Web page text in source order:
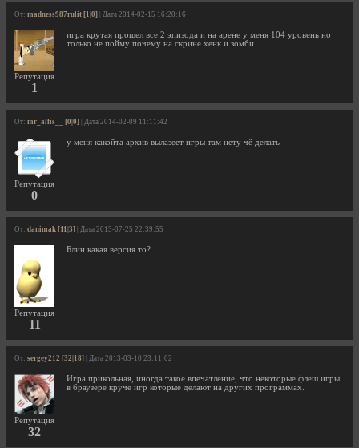
От: madness987rulit [1|0] | Дата 2014-02-15 16:20:16
Репутация
1
игра крутая прошел все 2 эпизода и на арене у меня 104 уровень но
только не пойму почему на скрине хенк и зомби
От: mr_alfis__ [0|0] | Дата 2014-02-09 11:11:42
Репутация
0
у меня какойта архив вылазеет игры там нету чё делать
От: danimak [11|3] | Дата 2013-07-25 22:39:55
Репутация
11
Блин какая версия то?
От: sergey212 [32|18] | Дата 2013-03-10 23:11:02
Репутация
32
Игра прикольная, иногда такое впечатление, что некоторые флеш игры
в браузере круче игр которые делают на других программах.